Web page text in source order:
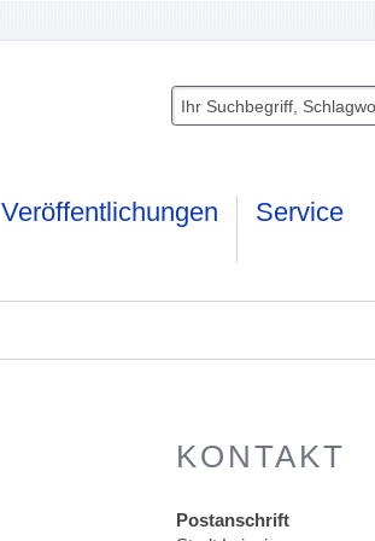
Veröffentlichungen Service
KONTAKT
Postanschrift